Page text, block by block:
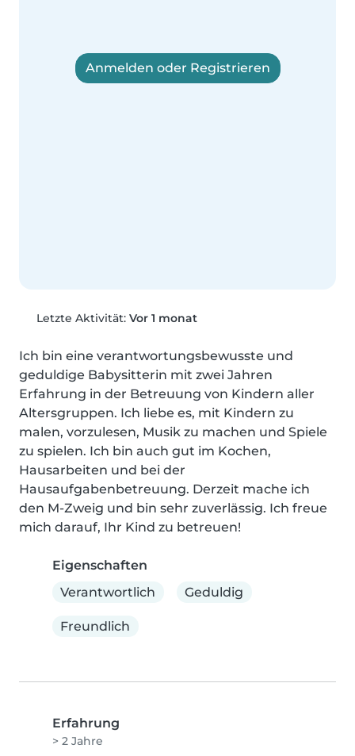
Anmelden oder Registrieren
Letzte Aktivität: Vor 1 monat
Ich bin eine verantwortungsbewusste und
geduldige Babysitterin mit zwei Jahren
Erfahrung in der Betreuung von Kindern aller
Altersgruppen. Ich liebe es, mit Kindern zu
malen, vorzulesen, Musik zu machen und Spiele
zu spielen. Ich bin auch gut im Kochen,
Hausarbeiten und bei der
Hausaufgabenbetreuung. Derzeit mache ich
den M-Zweig und bin sehr zuverlässig. Ich freue
mich darauf, Ihr Kind zu betreuen!
Eigenschaften
Verantwortlich
Geduldig
Freundlich
Erfahrung
> 2 Jahre